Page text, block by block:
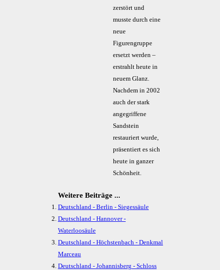
zerstört und
musste durch eine
neue
Figurengruppe
ersetzt werden –
erstrahlt heute in
neuem Glanz.
Nachdem in 2002
auch der stark
angegriffene
Sandstein
restauriert wurde,
präsentiert es sich
heute in ganzer
Schönheit.
Weitere Beiträge ...
Deutschland - Berlin - Siegessäule
Deutschland - Hannover -
Waterloosäule
Deutschland - Höchstenbach - Denkmal
Marceau
Deutschland - Johannisberg - Schloss